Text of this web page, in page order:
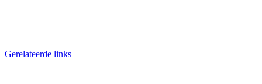
Gerelateerde links